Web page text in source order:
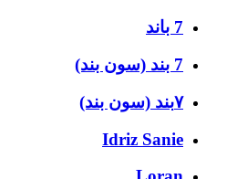
7 باند
7 بند (سون بند)
۷بند (سون بند)
Idriz Sanie